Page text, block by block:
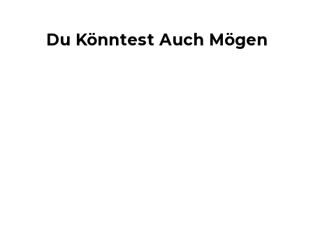
Du Könntest Auch Mögen